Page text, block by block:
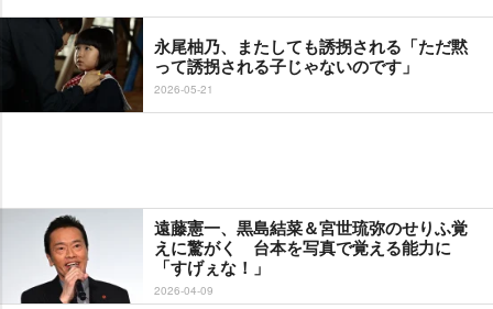
永尾柚乃、またしても誘拐される「ただ黙
って誘拐される子じゃないのです」
2026-05-21
遠藤憲一、黒島結菜＆宮世琉弥のせりふ覚
えに驚がく 台本を写真で覚える能力に
「すげぇな！」
2026-04-09